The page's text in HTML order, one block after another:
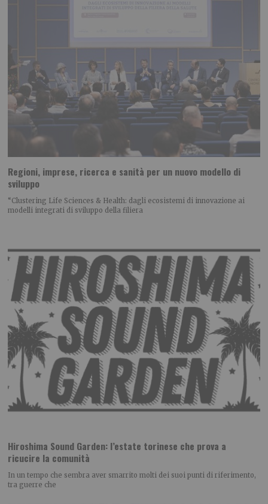
Regioni, imprese, ricerca e sanità per un nuovo modello di
sviluppo
“Clustering Life Sciences & Health: dagli ecosistemi di innovazione ai
modelli integrati di sviluppo della filiera
Hiroshima Sound Garden: l’estate torinese che prova a
ricucire la comunità
In un tempo che sembra aver smarrito molti dei suoi punti di riferimento,
tra guerre che